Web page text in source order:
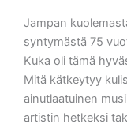
Jampan
syntymästä 75
Kuka oli tämä
Mitä kätkeytyy
ainutlaatuinen
artistin hetkeksi